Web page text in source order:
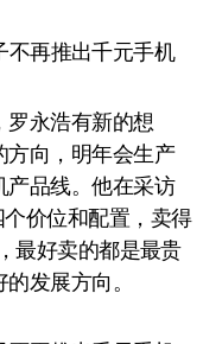
罗永浩有新的想
方向，明年会生产
产品线。他在采访
价位和配置，卖得
最好卖的都是最贵
发展方向。